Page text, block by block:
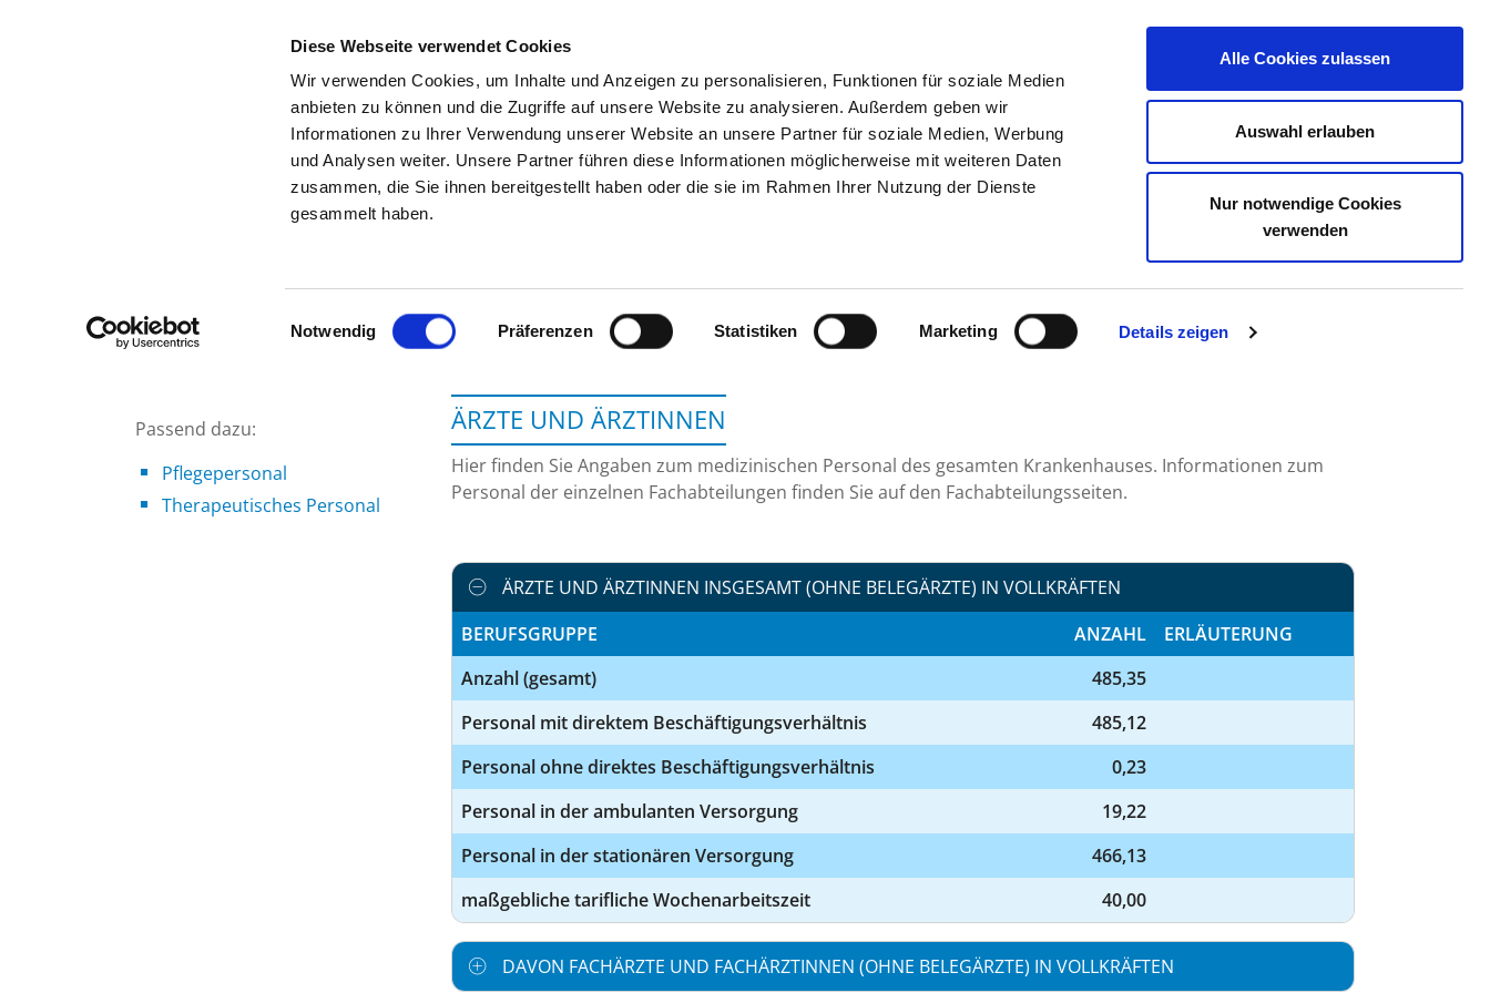
Diese Webseite verwendet Cookies
Wir verwenden Cookies, um Inhalte und Anzeigen zu personalisieren, Funktionen für soziale Medien
anbieten zu können und die Zugriffe auf unsere Website zu analysieren. Außerdem geben wir
Informationen zu Ihrer Verwendung unserer Website an unsere Partner für soziale Medien, Werbung
und Analysen weiter. Unsere Partner führen diese Informationen möglicherweise mit weiteren Daten
zusammen, die Sie ihnen bereitgestellt haben oder die sie im Rahmen Ihrer Nutzung der Dienste
gesammelt haben.
Einwilligungsauswahl
Notwendig Präferenzen Statistiken Marketing Details zeigen
Alle Cookies zulassen
Auswahl erlauben
Nur notwendige Cookies
verwenden
SUCHEN TIPPS & HILFE DAS DKV STELLENBÖRSE KONTAKT IHRE MEINUNG
Zur Krankenhaus-Startseite
Passend dazu:
Pflegepersonal
Therapeutisches Personal
ÄRZTE UND ÄRZTINNEN
Hier finden Sie Angaben zum medizinischen Personal des gesamten Krankenhauses. Informationen zum
Personal der einzelnen Fachabteilungen finden Sie auf den Fachabteilungsseiten.
ÄRZTE UND ÄRZTINNEN INSGESAMT (OHNE BELEGÄRZTE) IN VOLLKRÄFTEN
BERUFSGRUPPE
ANZAHL
ERLÄUTERUNG
Anzahl (gesamt)
485,35
Personal mit direktem Beschäftigungsverhältnis
485,12
Personal ohne direktes Beschäftigungsverhältnis
0,23
Personal in der ambulanten Versorgung
19,22
Personal in der stationären Versorgung
466,13
maßgebliche tarifliche Wochenarbeitszeit
40,00
DAVON FACHÄRZTE UND FACHÄRZTINNEN (OHNE BELEGÄRZTE) IN VOLLKRÄFTEN